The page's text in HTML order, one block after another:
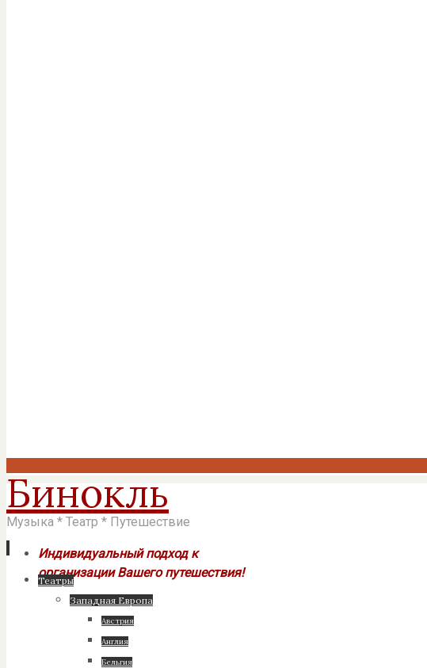
Бинокль
Музыка * Театр * Путешествие
Индивидуальный подход к
организации Вашего путешествия!
Перейти
содержимому
Театры
Западная Европа
Австрия
Англия
Бельгия